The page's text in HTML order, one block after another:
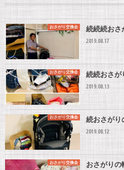
おさがり交換会 続続続おさ
2019.08.17
おさがり交換会 続続おさが
2019.08.13
おさがり交換会 続おさがり
2019.08.12
おさがり交換会 おさがりの